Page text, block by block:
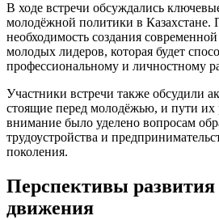
В ходе встречи обсуждались
молодёжной политики в Казахстане.
необходимость создания
молодых лидеров, которая будет
профессиональному и личностному
Участники встречи также обсудили
стоящие перед молодёжью, и пути
внимание было уделено вопросам
трудоустройства и
поколения.
Перспективы развития
движения